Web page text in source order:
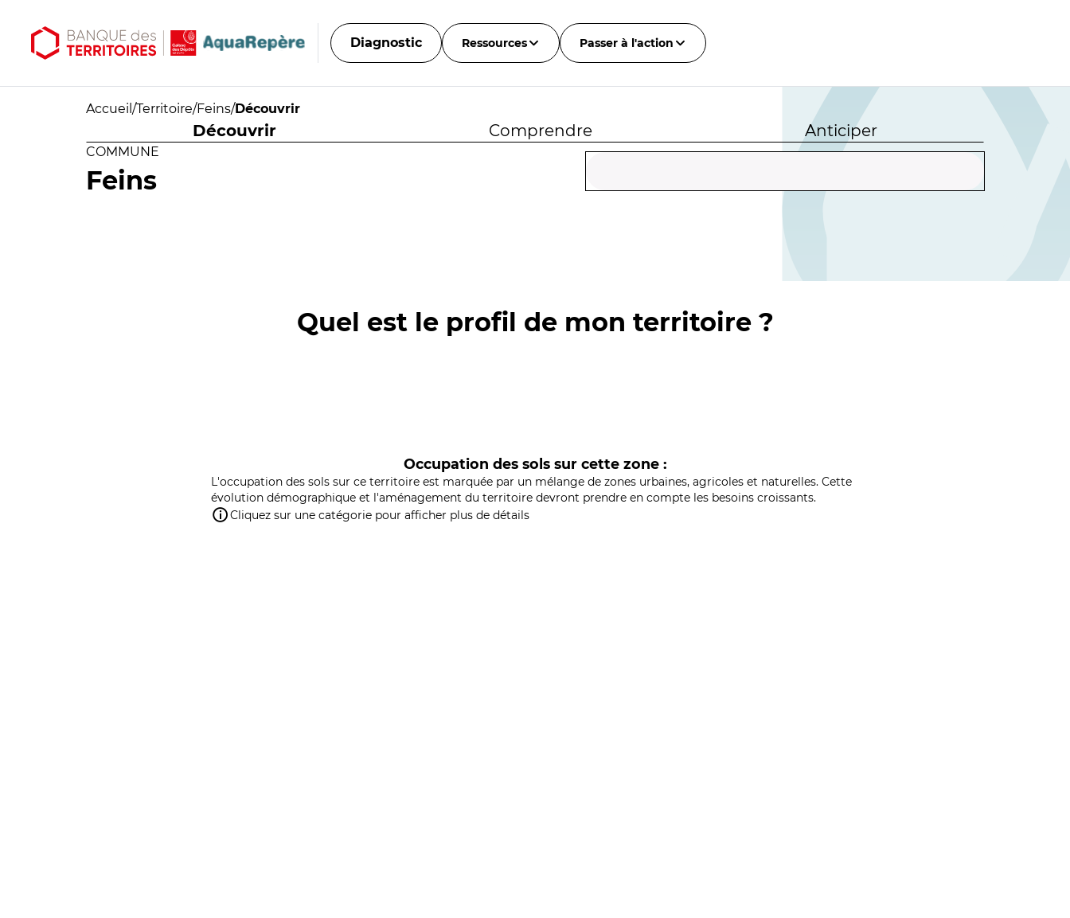
Diagnostic Ressources Passer à l'action
Accueil /Territoire/Feins/Découvrir
Découvrir Comprendre Anticiper
COMMUNE
Feins
Quel est le profil de mon territoire ?
Occupation des sols sur cette zone :
L'occupation des sols sur ce territoire est marquée par un mélange de zones urbaines, agricoles et naturelles. Cette
évolution démographique et l'aménagement du territoire devront prendre en compte les besoins croissants.
Cliquez sur une catégorie pour afficher plus de détails